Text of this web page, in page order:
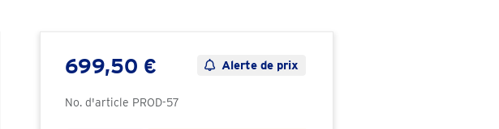
Alerte de prix
699,50 €
No. d'article PROD-57